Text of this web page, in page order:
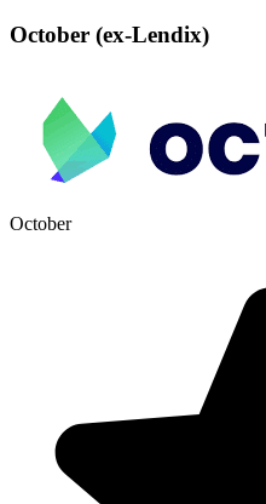
October (ex-Lendix)
October